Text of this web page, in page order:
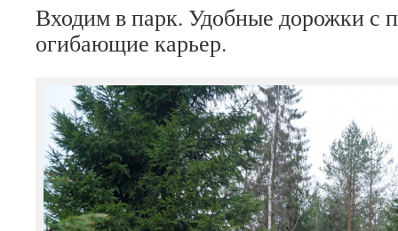
Входим в парк. Удобные дорожки с
огибающие карьер.